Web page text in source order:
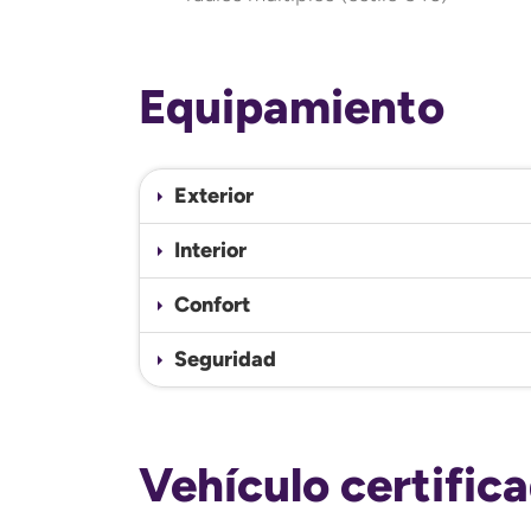
Equipamiento
Exterior
Interior
Confort
Seguridad
Vehículo